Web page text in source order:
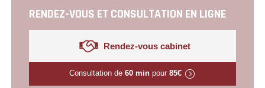
RENDEZ-VOUS ET CONSULTATION EN LIGNE
Rendez-vous cabinet
Consultation de 60 minpour 85€